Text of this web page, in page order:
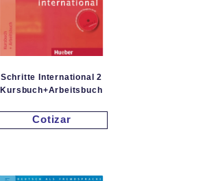
Schritte International 2
Kursbuch+Arbeitsbuch
Cotizar